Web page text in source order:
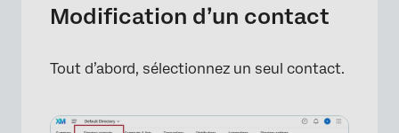
Modification d’un contact
Tout d’abord, sélectionnez un seul contact.